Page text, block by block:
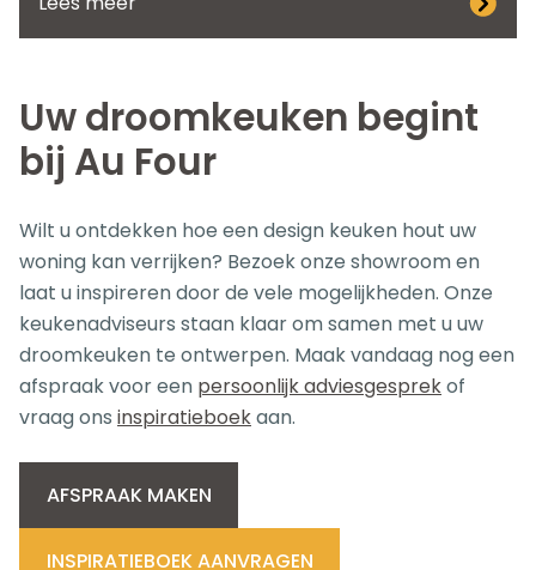
Uw droomkeuken begint
bij Au Four
Wilt u ontdekken hoe een design keuken hout uw
woning kan verrijken? Bezoek onze showroom en
laat u inspireren door de vele mogelijkheden. Onze
keukenadviseurs staan klaar om samen met u uw
droomkeuken te ontwerpen. Maak vandaag nog een
afspraak voor een persoonlijk adviesgesprekof
vraag ons inspiratieboekaan.
AFSPRAAK MAKEN
INSPIRATIEBOEK AANVRAGEN